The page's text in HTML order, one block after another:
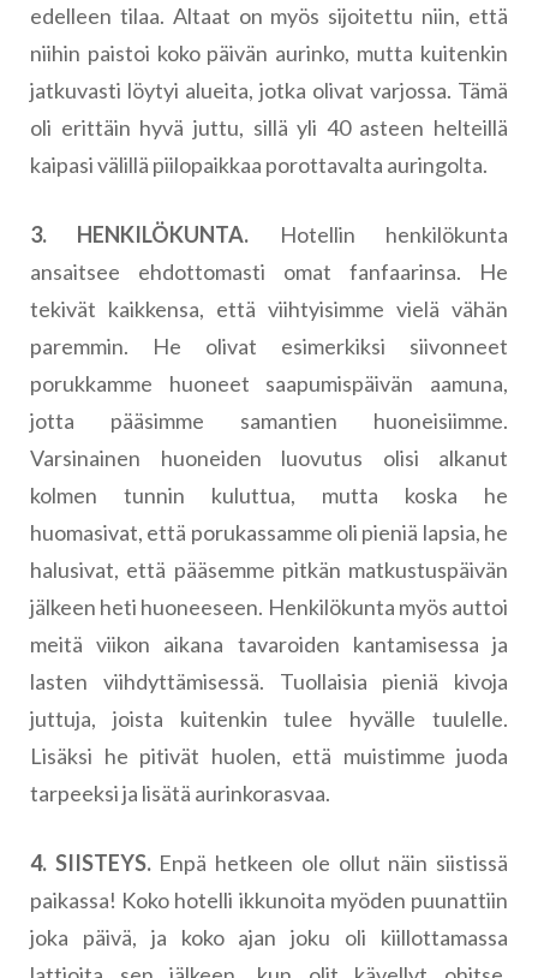
edelleen tilaa. Altaat on myös sijoitettu niin, että
niihin paistoi koko päivän aurinko, mutta kuitenkin
jatkuvasti löytyi alueita, jotka olivat varjossa. Tämä
oli erittäin hyvä juttu, sillä yli 40 asteen helteillä
kaipasi välillä piilopaikkaa porottavalta auringolta.
3. HENKILÖKUNTA.
Hotellin henkilökunta
ansaitsee ehdottomasti omat fanfaarinsa. He
tekivät kaikkensa, että viihtyisimme vielä vähän
paremmin. He olivat esimerkiksi siivonneet
porukkamme huoneet saapumispäivän aamuna,
jotta pääsimme samantien huoneisiimme.
Varsinainen huoneiden luovutus olisi alkanut
kolmen tunnin kuluttua, mutta koska he
huomasivat, että porukassamme oli pieniä lapsia, he
halusivat, että pääsemme pitkän matkustuspäivän
jälkeen heti huoneeseen. Henkilökunta myös auttoi
meitä viikon aikana tavaroiden kantamisessa ja
lasten viihdyttämisessä. Tuollaisia pieniä kivoja
juttuja, joista kuitenkin tulee hyvälle tuulelle.
Lisäksi he pitivät huolen, että muistimme juoda
tarpeeksi ja lisätä aurinkorasvaa.
4. SIISTEYS.Enpä hetkeen ole ollut näin siistissä
paikassa! Koko hotelli ikkunoita myöden puunattiin
joka päivä, ja koko ajan joku oli kiillottamassa